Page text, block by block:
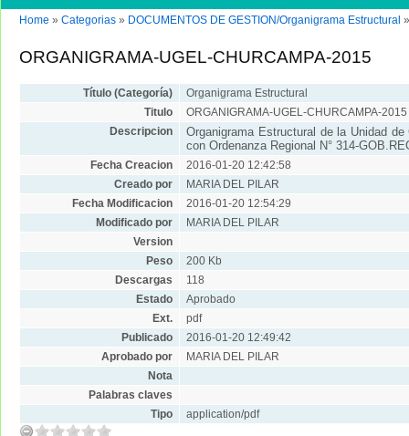
Home » Categorias » DOCUMENTOS DE GESTION/Organigrama Estructural
ORGANIGRAMA-UGEL-CHURCAMPA-2015
Título (Categoría)
Organigrama Estructural
Titulo
ORGANIGRAMA-UGEL-CHURCAMPA-2015
Descripcion
Organigrama Estructural de la Unidad
con Ordenanza Regional N° 314-
Fecha Creacion
2016-01-20 12:42:58
Creado por
MARIA DEL PILAR
Fecha Modificacion
2016-01-20 12:54:29
Modificado por
MARIA DEL PILAR
Version
Peso
200 Kb
Descargas
118
Estado
Aprobado
Ext.
pdf
Publicado
2016-01-20 12:49:42
Aprobado por
MARIA DEL PILAR
Nota
Palabras claves
Tipo
application/pdf